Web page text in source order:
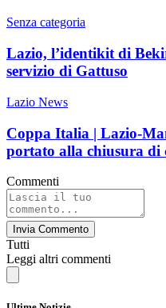
Senza categoria
Lazio, l’identikit di
servizio di Gattuso
Lazio News
Coppa Italia | Lazio-
portato alla chiusura di
Commenti
Invia Commento
Tutti
Leggi altri commenti